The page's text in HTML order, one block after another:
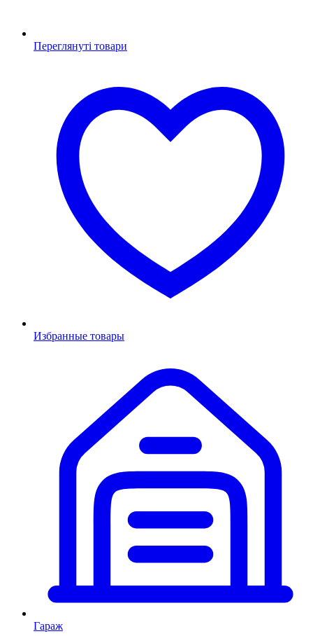
Переглянуті товари
Избранные товары
Гараж